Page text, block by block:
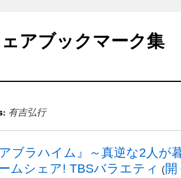
アブックマーク集
有吉弘行
アブラハイム』～真逆な2人が
ムシェア! TBSバラエティ (開